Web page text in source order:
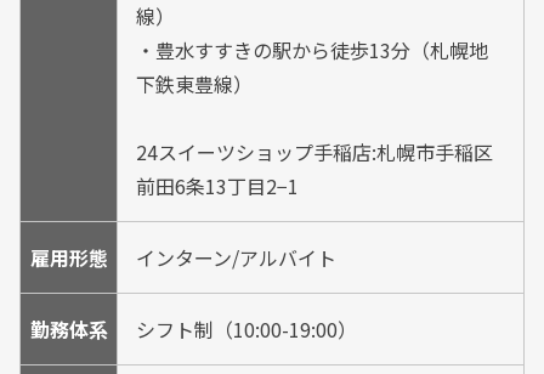
線）
・豊水すすきの駅から徒歩13分（札幌地
下鉄東豊線）
24スイーツショップ手稲店:札幌市手稲区
前田6条13丁目2−1
雇用形態 インターン/アルバイト
勤務体系 シフト制（10:00-19:00）